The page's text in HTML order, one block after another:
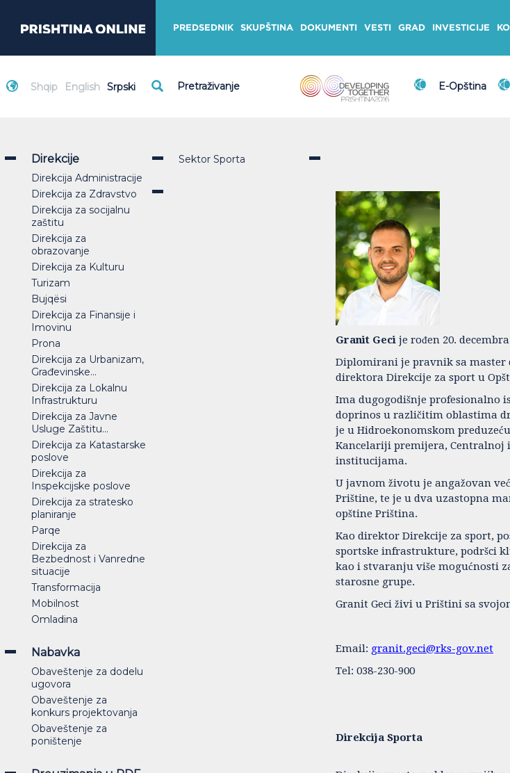
PREDSEDNIK SKUPŠTINA DOKUMENTI VESTI GRAD INVESTICIJE
Shqip English Srpski E-Opština
Direkcije
Direkcija Administracije
Direkcija za Zdravstvo
Direkcija za socijalnu
zaštitu
Direkcija za
obrazovanje
Direkcija za Kulturu
Turizam
Bujqësi
Direkcija za Finansije i
Imovinu
Prona
Direkcija za Urbanizam,
Građevinske...
Direkcija za Lokalnu
Infrastrukturu
Direkcija za Javne
Usluge Zaštitu...
Direkcija za Katastarske
poslove
Direkcija za
Inspekcijske poslove
Direkcija za stratesko
planiranje
Parqe
Direkcija za
Bezbednost i Vanredne
situacije
Transformacija
Mobilnost
Omladina
Nabavka
Obaveštenje za dodelu
ugovora
Obaveštenje za
konkurs projektovanja
Obaveštenje za
poništenje
Sektor Sporta
Granit Geci je rođen 20.
Diplomirani je pravnik sa
direktora Direkcije za sport u
Ima dugogodišnje profesionalno
doprinos u različitim oblastima
je u Hidroekonomskom
Kancelariji premijera,
institucijama.
U javnom životu je angažovan
Prištine, te je u dva uzastopna
opštine Priština.
Kao direktor Direkcije za sport,
sportske infrastrukture, podršci
kao i stvaranju više mogućnosti
starosne grupe.
Granit Geci živi u Prištini sa
Email: granit.geci@rks-gov.net
Tel: 038-230-900
Direkcija Sporta